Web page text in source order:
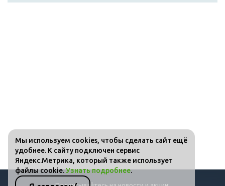
Мы используем cookies, чтобы сделать сайт ещё
удобнее. К сайту подключен сервис
Яндекс.Метрика, который также использует
файлы cookie.Узнать подробнее.